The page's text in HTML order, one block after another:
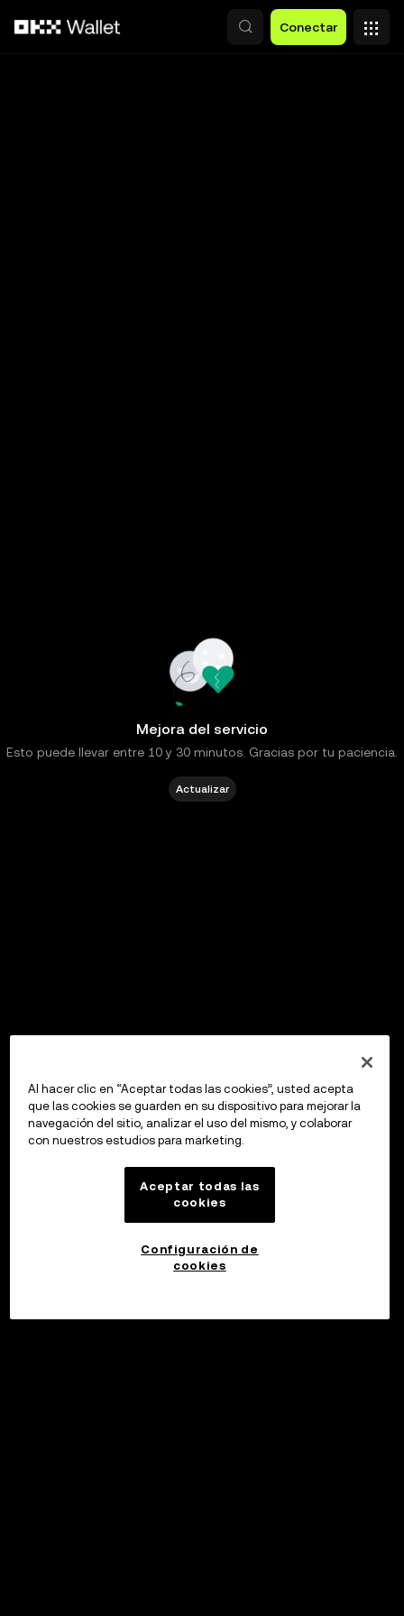
Conectar
Mejora del servicio
Esto puede llevar entre 10 y 30 minutos. Gracias por tu paciencia.
Actualizar
Al hacer clic en “Aceptar todas las cookies”, usted acepta
que las cookies se guarden en su dispositivo para mejorar la
navegación del sitio, analizar el uso del mismo, y colaborar
con nuestros estudios para marketing.
Aceptar todas las
cookies
Configuración de
cookies